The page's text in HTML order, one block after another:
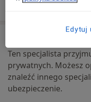
Ubezpieczenia -
Ten specjalista
prywatnych. Możesz
znaleźć innego
ubezpieczenie.
Edytuj